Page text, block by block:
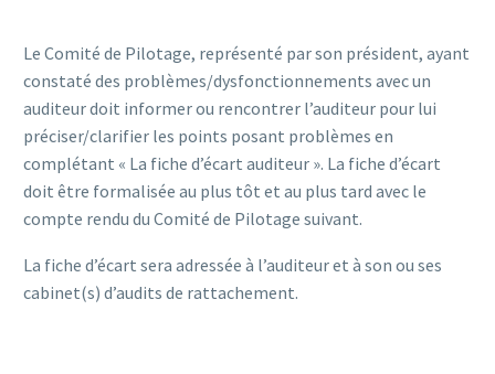
Le Comité de Pilotage, représenté par son président, ayant
constaté des problèmes/dysfonctionnements avec un
auditeur doit informer ou rencontrer l’auditeur pour lui
préciser/clarifier les points posant problèmes en
complétant « La fiche d’écart auditeur ». La fiche d’écart
doit être formalisée au plus tôt et au plus tard avec le
compte rendu du Comité de Pilotage suivant.
La fiche d’écart sera adressée à l’auditeur et à son ou ses
cabinet(s) d’audits de rattachement.